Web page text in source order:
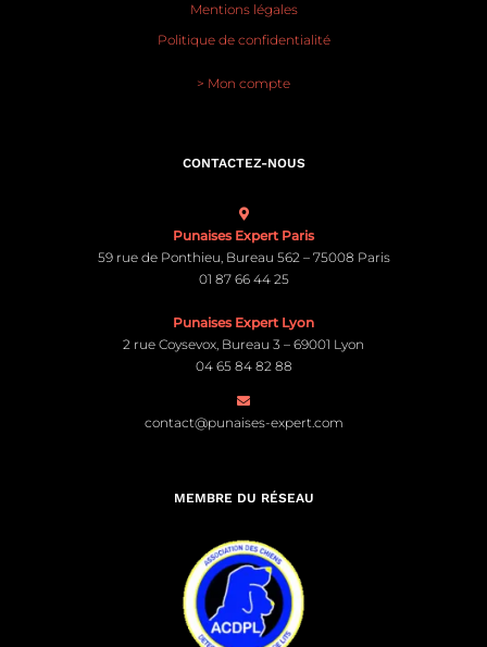
Mentions légales
Politique de confidentialité
> Mon compte
CONTACTEZ-NOUS
Punaises Expert Paris
59 rue de Ponthieu, Bureau 562 – 75008 Paris
01 87 66 44 25
Punaises Expert Lyon
2 rue Coysevox, Bureau 3 – 69001 Lyon
04 65 84 82 88
contact@punaises-expert.com
MEMBRE DU RÉSEAU